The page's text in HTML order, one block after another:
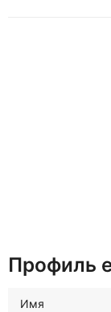
Профиль
Имя